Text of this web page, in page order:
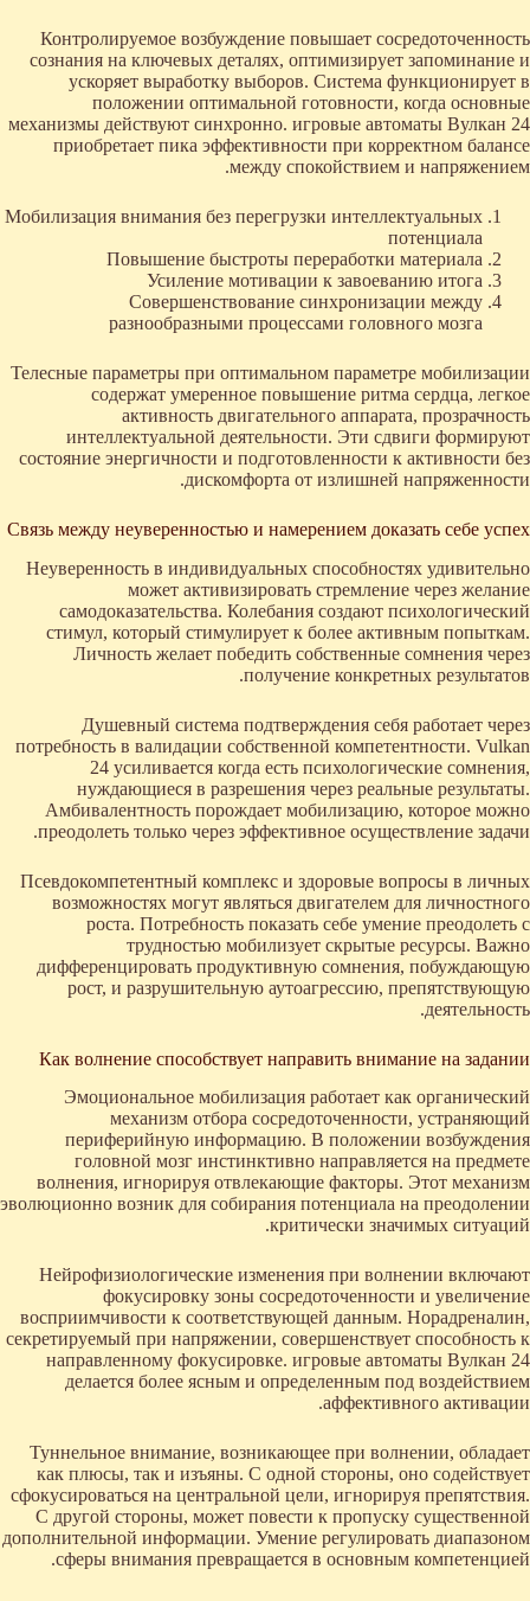
Контролируемое возбуждение повышает сосредоточенность
сознания на ключевых деталях, оптимизирует запоминание и
ускоряет выработку выборов. Система функционирует в
положении оптимальной готовности, когда основные
механизмы действуют синхронно. игровые автоматы Вулкан 24
приобретает пика эффективности при корректном балансе
между спокойствием и напряжением.
Мобилизация внимания без перегрузки интеллектуальных
потенциала
Повышение быстроты переработки материала
Усиление мотивации к завоеванию итога
Совершенствование синхронизации между
разнообразными процессами головного мозга
Телесные параметры при оптимальном параметре мобилизации
содержат умеренное повышение ритма сердца, легкое
активность двигательного аппарата, прозрачность
интеллектуальной деятельности. Эти сдвиги формируют
состояние энергичности и подготовленности к активности без
дискомфорта от излишней напряженности.
Связь между неуверенностью и намерением доказать себе успех
Неуверенность в индивидуальных способностях удивительно
может активизировать стремление через желание
самодоказательства. Колебания создают психологический
стимул, который стимулирует к более активным попыткам.
Личность желает победить собственные сомнения через
получение конкретных результатов.
Душевный система подтверждения себя работает через
потребность в валидации собственной компетентности. Vulkan
24 усиливается когда есть психологические сомнения,
нуждающиеся в разрешения через реальные результаты.
Амбивалентность порождает мобилизацию, которое можно
преодолеть только через эффективное осуществление задачи.
Псевдокомпетентный комплекс и здоровые вопросы в личных
возможностях могут являться двигателем для личностного
роста. Потребность показать себе умение преодолеть с
трудностью мобилизует скрытые ресурсы. Важно
дифференцировать продуктивную сомнения, побуждающую
рост, и разрушительную аутоагрессию, препятствующую
деятельность.
Как волнение способствует направить внимание на задании
Эмоциональное мобилизация работает как органический
механизм отбора сосредоточенности, устраняющий
периферийную информацию. В положении возбуждения
головной мозг инстинктивно направляется на предмете
волнения, игнорируя отвлекающие факторы. Этот механизм
эволюционно возник для собирания потенциала на преодолении
критически значимых ситуаций.
Нейрофизиологические изменения при волнении включают
фокусировку зоны сосредоточенности и увеличение
восприимчивости к соответствующей данным. Норадреналин,
секретируемый при напряжении, совершенствует способность к
направленному фокусировке. игровые автоматы Вулкан 24
делается более ясным и определенным под воздействием
аффективного активации.
Туннельное внимание, возникающее при волнении, обладает
как плюсы, так и изъяны. С одной стороны, оно содействует
сфокусироваться на центральной цели, игнорируя препятствия.
С другой стороны, может повести к пропуску существенной
дополнительной информации. Умение регулировать диапазоном
сферы внимания превращается в основным компетенцией.